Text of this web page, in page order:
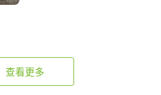
查看更多